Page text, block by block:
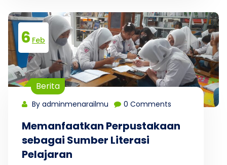
6 Feb
Berita
By adminmenarailmu 0 Comments
Memanfaatkan Perpustakaan
sebagai Sumber Literasi
Pelajaran